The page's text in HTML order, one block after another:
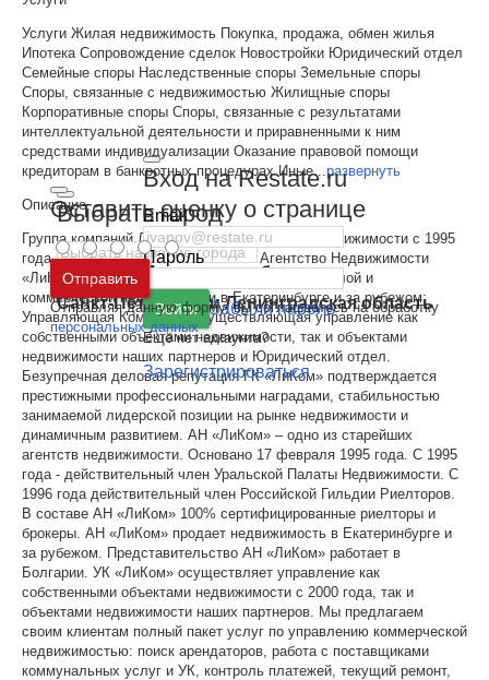
Выбрать город
Москва и
Московская область
Санкт-Петербург иЛенинградская область
Вход на Restate.ru
Email
Пароль
Войти Забыли пароль
Ещё нет аккаунта?
Зарегистрироваться
Услуги Жилая недвижимость Покупка, продажа, обмен жилья
Ипотека Сопровождение сделок Новостройки Юридический отдел
Семейные споры Наследственные споры Земельные споры
Споры, связанные с недвижимостью Жилищные споры
Корпоративные споры Споры, связанные с результатами
интеллектуальной деятельности и приравненными к ним
средствами индивидуализации Оказание правовой помощи
кредиторам в банкротных процедурах Иные...развернуть
Описание
Группа компаний ЛиКом работает на рынке недвижимости с 1995
года. В составе Группы Компаний - Агентство Недвижимости
«ЛиКом», специализирующееся на продаже жилой и
коммерческой недвижимости в Екатеринбурге и за рубежом;
Управляющая Компания, осуществляющая управление как
собственными объектами недвижимости, так и объектами
недвижимости наших партнеров и Юридический отдел.
Безупречная деловая репутация ГК «ЛиКом» подтверждается
престижными профессиональными наградами, стабильностью
занимаемой лидерской позиции на рынке недвижимости и
динамичным развитием. АН «ЛиКом» – одно из старейших
агентств недвижимости. Основано 17 февраля 1995 года. С 1995
года - действительный член Уральской Палаты Недвижимости. С
1996 года действительный член Российской Гильдии Риелторов.
В составе АН «ЛиКом» 100% сертифицированные риелторы и
брокеры. АН «ЛиКом» продает недвижимость в Екатеринбурге и
за рубежом. Представительство АН «ЛиКом» работает в
Болгарии. УК «ЛиКом» осуществляет управление как
собственными объектами недвижимости с 2000 года, так и
объектами недвижимости наших партнеров. Мы предлагаем
своим клиентам полный пакет услуг по управлению коммерческой
недвижимостью: поиск арендаторов, работа с поставщиками
коммунальных услуг и УК, контроль платежей, текущий ремонт,
Оставить оценку о странице
Отправить
Отправляя данную форму, вы соглашаетесь на обработку
персональных данных